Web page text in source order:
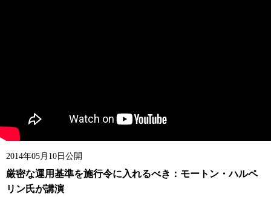
2014年05月10日公開
厳密な運用基準を施行令に入れるべき：モートン・ハルペ
リン氏が講演